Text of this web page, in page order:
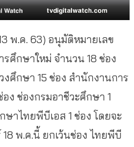
พ.ค. 63) อนุมัติหมายเลข
ศึกษาใหม่ จำนวน 18 ช่อง
งศึกษา 15 ช่อง สำนักงานการ
ง ช่องกรมอาชีวะศึกษา 1
ษาไทยพีบีเอส 1 ช่อง โดยจะ
พ.ค.นี้ ยกเว้นช่อง ไทยพีบี